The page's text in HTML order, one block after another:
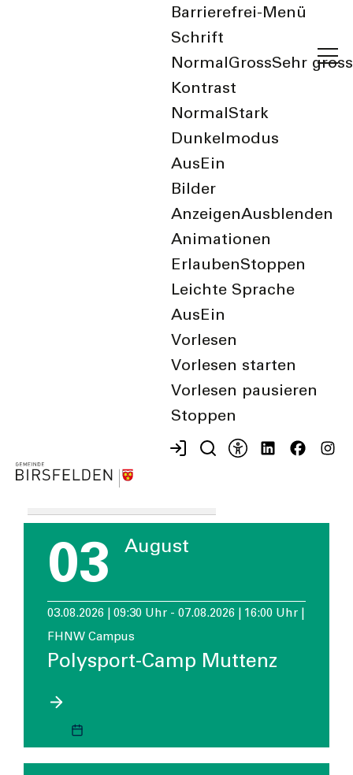
Barrierefrei-Menü
Schrift
Normal GrossSehr gross
Kontrast
Normal Stark
Dunkelmodus
Aus Ein
Bilder
AnzeigenAusblenden
Animationen
ErlaubenStoppen
Leichte Sprache
Aus Ein
Vorlesen
Vorlesen starten
Vorlesen pausieren
Stoppen
Anlässe abonnieren
bis:
Suchen
Suche
zurücksetzen
03 August
03.08.2026 | 09:30 Uhr - 07.08.2026 | 16:00 Uhr |
FHNW Campus
Polysport-Camp Muttenz